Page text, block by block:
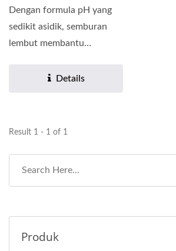
Dengan formula pH yang
sedikit asidik, semburan
lembut membantu
Details
Result 1 - 1 of 1
Produk